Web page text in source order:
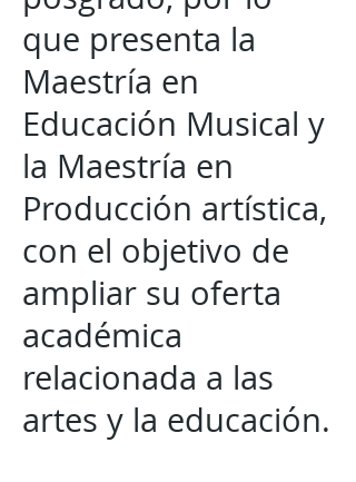
que presenta la
Maestría en
Educación Musical y
la Maestría en
Producción artística,
con el objetivo de
ampliar su oferta
académica
relacionada a las
artes y la educación.